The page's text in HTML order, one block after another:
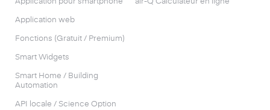
Application pour smartphone
Application web
Fonctions (Gratuit / Premium)
Smart Widgets
Smart Home / Building
Automation
API locale / Science Option
air-Q Calculateur en ligne